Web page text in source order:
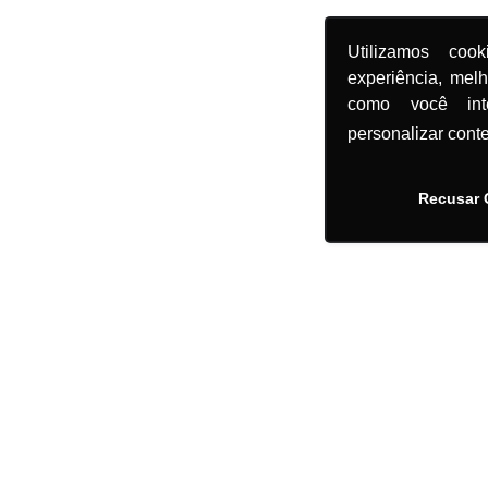
Utilizamos
experiência,
como você
personalizar
Recusar